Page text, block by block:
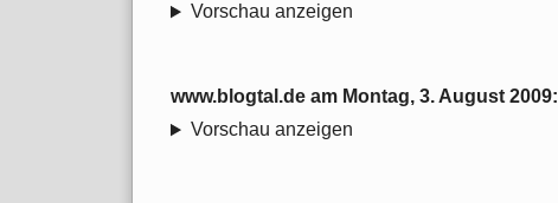
Vorschau anzeigen
www.blogtal.de am Montag, 3. August 2009:
Vorschau anzeigen